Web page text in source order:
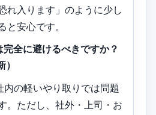
れ入ります」のように少し
と安心です。
全に避けるべきですか？
内の軽いやり取りでは問題
。ただし、社外・上司・お